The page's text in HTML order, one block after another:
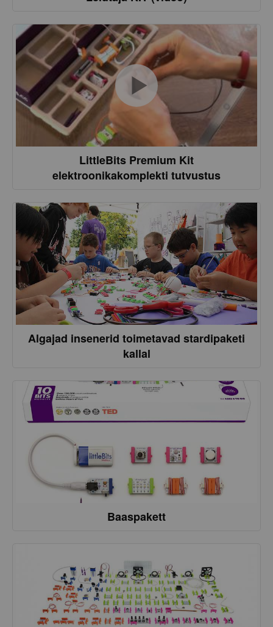
LittleBits Premium Kit
elektroonikakomplekti tutvustus
Algajad insenerid toimetavad stardipaketi
kallal
Baaspakett